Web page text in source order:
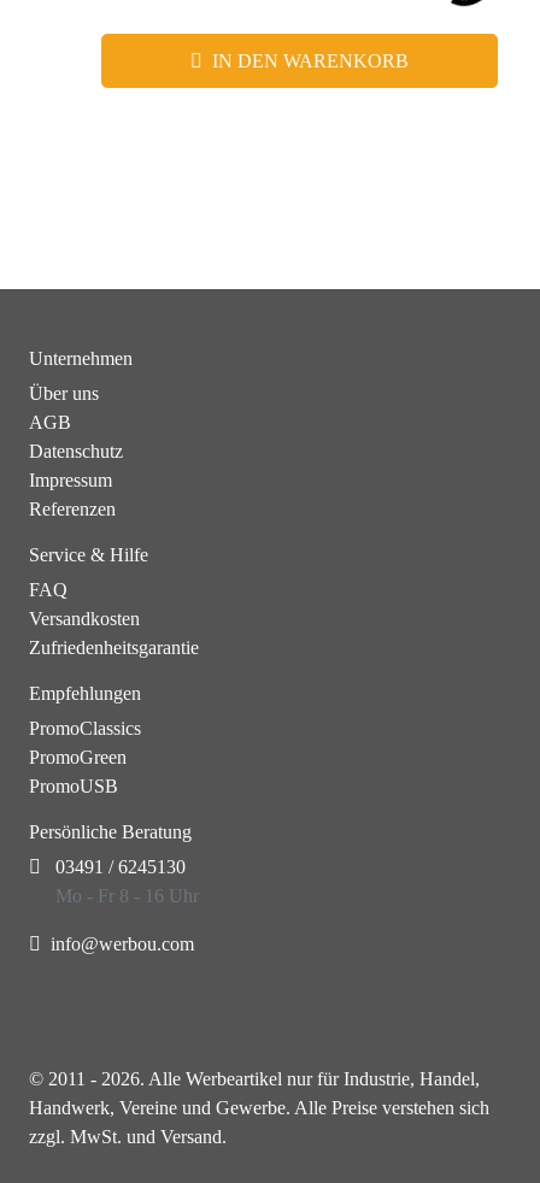
IN DEN WARENKORB
Unternehmen
Über uns
AGB
Datenschutz
Impressum
Referenzen
Service & Hilfe
FAQ
Versandkosten
Zufriedenheitsgarantie
Empfehlungen
PromoClassics
PromoGreen
PromoUSB
Persönliche Beratung
03491 / 6245130
Mo - Fr 8 - 16 Uhr
info@werbou.com
© 2011 - 2026. Alle Werbeartikel nur für Industrie, Handel,
Handwerk, Vereine und Gewerbe. Alle Preise verstehen sich
zzgl. MwSt. und Versand.